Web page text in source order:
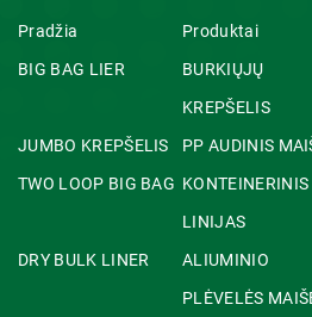
Pradžia
Produktai
BIG BAG LIER
BURKIŲJŲ
KREPŠELIS
JUMBO KREPŠELIS
PP AUDINIS
TWO LOOP BIG BAG KONTEINERINIS
LINIJAS
DRY BULK LINER
ALIUMINIO
PLĖVELĖS